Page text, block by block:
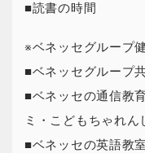
■読書の時間
※ベネッセグループ
■ベネッセグループ
■ベネッセの通信教
ミ・こどもちゃれん
■ベネッセの英語